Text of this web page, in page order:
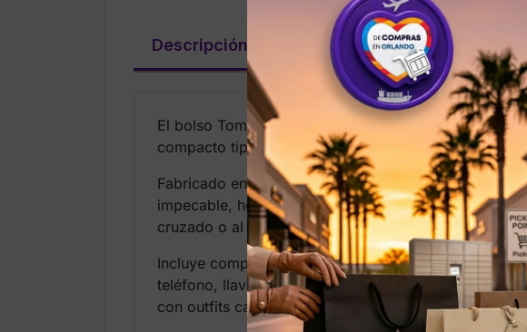
Descripción Valoraciones (0)
El bolso Tommy Hilfiger Crossbody en color rojo es
compacto tipo bandolero ofrece comodidad y estilo,
Fabricado en material resistente tipo cuero vegano
impecable, herrajes metálicos y el icónico logo TH
cruzado o al hombro, brindando versatilidad y
Incluye compartimento principal con cierre seguro,
teléfono, llaves, billetera, maquillaje y accesorios
con outfits casuales, urbanos o elegantes.